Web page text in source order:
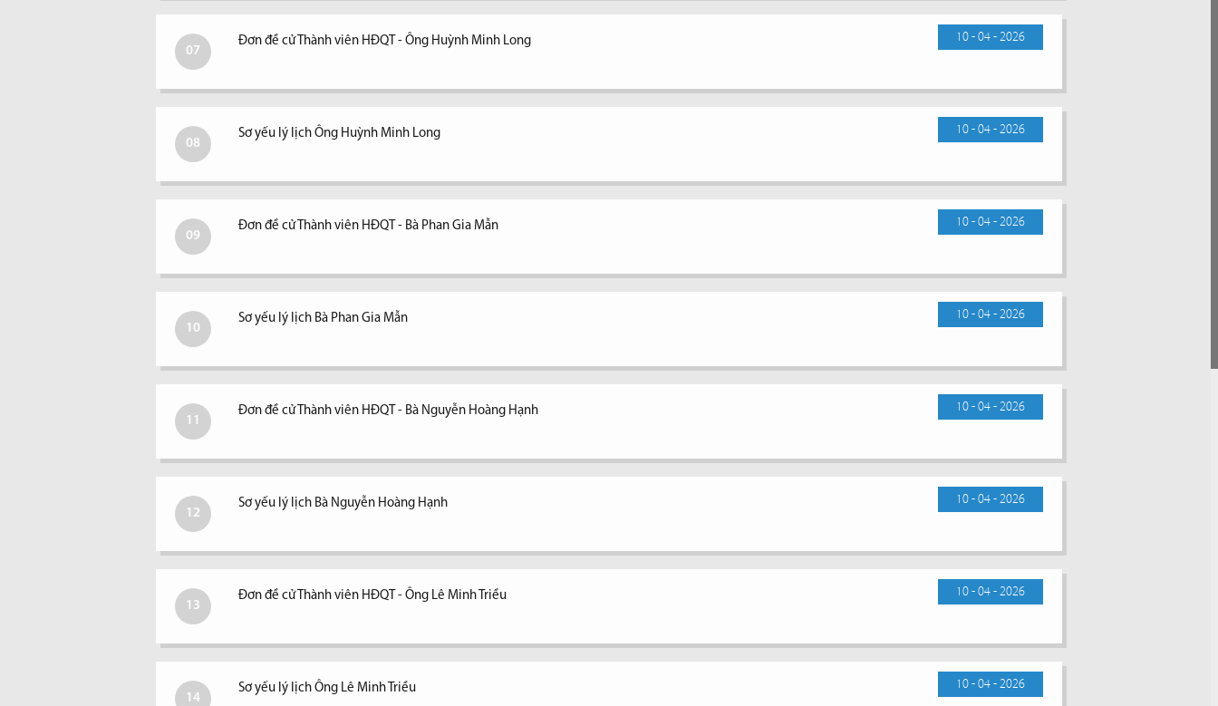
07
10 - 04 - 2026
Đơn đề cử Thành viên HĐQT - Ông Huỳnh Minh Long
08
10 - 04 - 2026
Sơ yếu lý lịch Ông Huỳnh Minh Long
09
10 - 04 - 2026
Đơn đề cử Thành viên HĐQT - Bà Phan Gia Mẫn
10
10 - 04 - 2026
Sơ yếu lý lịch Bà Phan Gia Mẫn
11
10 - 04 - 2026
Đơn đề cử Thành viên HĐQT - Bà Nguyễn Hoàng Hạnh
12
10 - 04 - 2026
Sơ yếu lý lịch Bà Nguyễn Hoàng Hạnh
13
10 - 04 - 2026
Đơn đề cử Thành viên HĐQT - Ông Lê Minh Triều
14
10 - 04 - 2026
Sơ yếu lý lịch Ông Lê Minh Triều